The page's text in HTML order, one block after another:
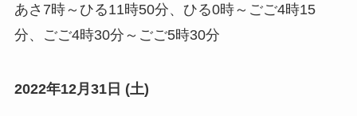
あさ7時～ひる11時50分、ひる0時～ごご4時15
分、ごご4時30分～ごご5時30分
2022年12月31日 (土)